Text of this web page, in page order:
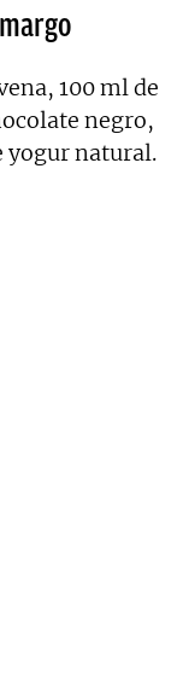
100 ml de
negro,
yogur natural.